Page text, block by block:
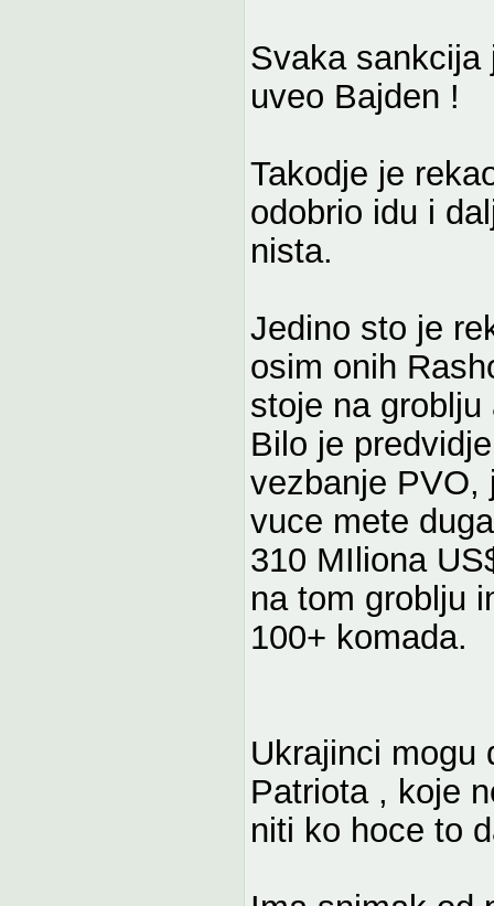
Svaka sankcija
uveo Bajden !
Takodje je
odobrio idu i
nista.
Jedino sto je
osim onih
stoje na
Bilo je
vezbanje PVO,
vuce mete
310 MIliona
na tom groblju
100+ komada.
Ukrajinci mogu
Patriota , koje
niti ko hoce to